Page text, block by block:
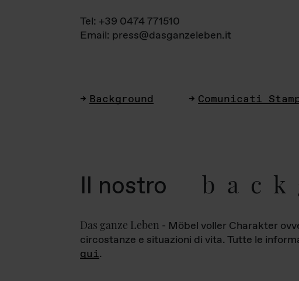
Tel: +39 0474 771510
Email: press@dasganzeleben.it
Background Comunicati
Il nostro
Das ganze Leben - Möbel voller Charakter
circostanze e situazioni di vita. Tutte le
qui.